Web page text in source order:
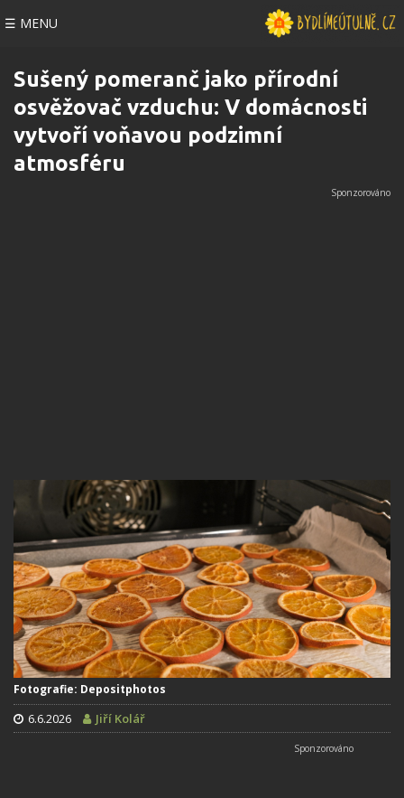
☰ MENU
Sušený pomeranč jako přírodní
osvěžovač vzduchu: V domácnosti
vytvoří voňavou podzimní
atmosféru
Fotografie: Depositphotos
6.6.2026 Jiří Kolář